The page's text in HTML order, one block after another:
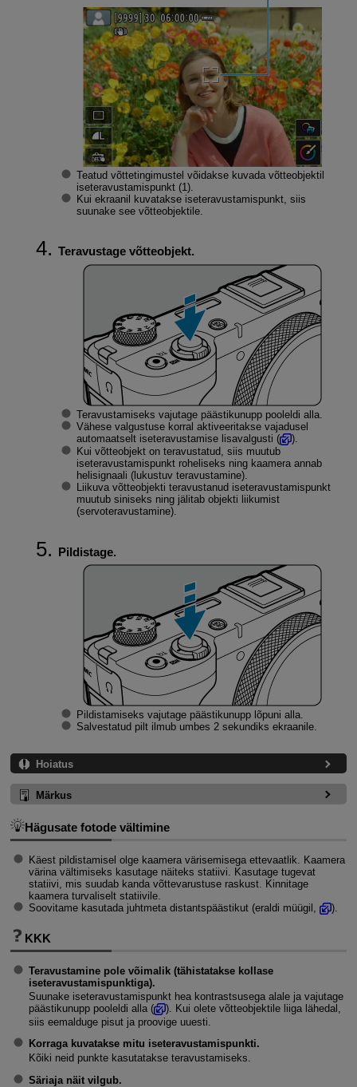
Teatud võttetingimustel võidakse kuvada võtteobjektil
iseteravustamispunkt (1).
Kui ekraanil kuvatakse iseteravustamispunkt, siis
suunake see võtteobjektile.
Teravustage võtteobjekt.
Teravustamiseks vajutage päästikunupp pooleldi alla.
Vähese valgustuse korral aktiveeritakse vajadusel
automaatselt iseteravustamise lisavalgusti (
).
Kui võtteobjekt on teravustatud, siis muutub
iseteravustamispunkt roheliseks ning kaamera annab
helisignaali (lukustuv teravustamine).
Liikuva võtteobjekti teravustanud iseteravustamispunkt
muutub siniseks ning jälitab objekti liikumist
(servoteravustamine).
Pildistage.
Pildistamiseks vajutage päästikunupp lõpuni alla.
Salvestatud pilt ilmub umbes 2 sekundiks ekraanile.
Hoiatus
Märkus
Hägusate fotode vältimine
Käest pildistamisel olge kaamera värisemisega ettevaatlik. Kaamera
värina vältimiseks kasutage näiteks statiivi. Kasutage tugevat
statiivi, mis suudab kanda võttevarustuse raskust. Kinnitage
kaamera turvaliselt statiivile.
Soovitame kasutada juhtmeta distantspäästikut (eraldi müügil,
).
KKK
Teravustamine pole võimalik (tähistatakse kollase
iseteravustamispunktiga).
Suunake iseteravustamispunkt hea kontrastsusega alale ja vajutage
päästikunupp pooleldi alla (
). Kui olete võtteobjektile liiga lähedal,
siis eemalduge pisut ja proovige uuesti.
Korraga kuvatakse mitu iseteravustamispunkti.
Kõiki neid punkte kasutatakse teravustamiseks.
Säriaja näit vilgub.